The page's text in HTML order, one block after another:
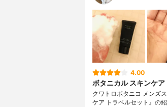
4.00
ボタニカル スキンケア
クワトロボタニコ メンズ
ケア トラベルセット』の